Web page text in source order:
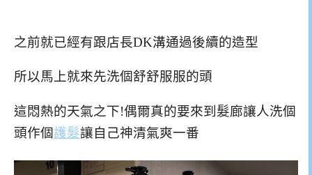
之前就已經有跟店長DK溝通過後續的造型
所以馬上就來先洗個舒舒服服的頭
這悶熱的天氣之下!偶爾真的要來到髮廊讓人洗個
頭作個護髮讓自己神清氣爽一番